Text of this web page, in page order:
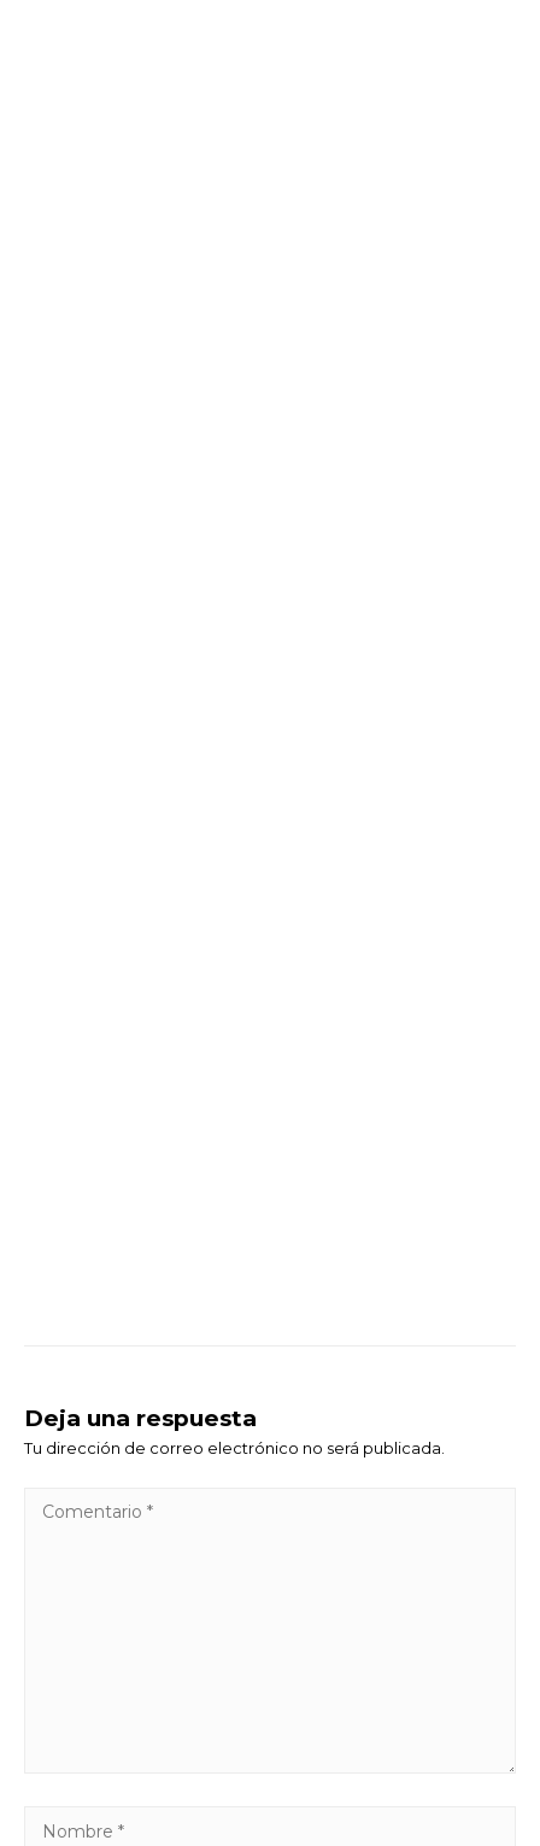
Deja una respuesta
Tu dirección de correo electrónico no será publicada.